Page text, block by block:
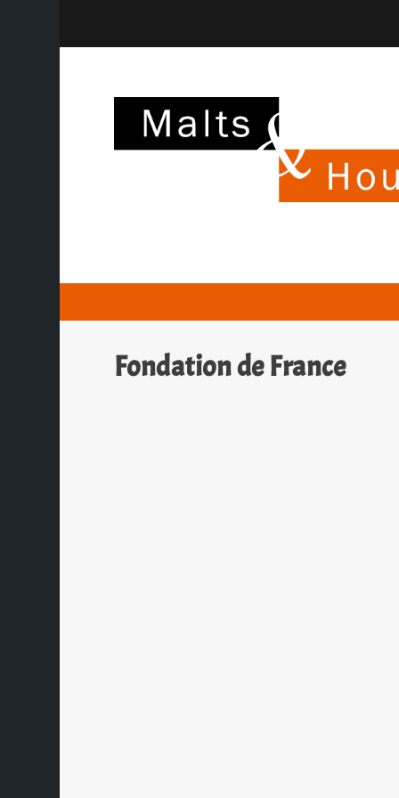
Fondation de France